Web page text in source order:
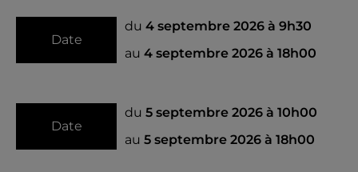
Date
du 4 septembre 2026 à 9h30
au 4 septembre 2026 à 18h00
Date
du 5 septembre 2026 à 10h00
au 5 septembre 2026 à 18h00